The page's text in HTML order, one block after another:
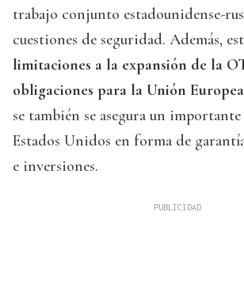
trabajo conjunto estadounidense-
cuestiones de seguridad. Además,
limitaciones a la expansión de la
obligaciones para la Unión Europea
se también se asegura un
Estados Unidos en forma de
e inversiones.